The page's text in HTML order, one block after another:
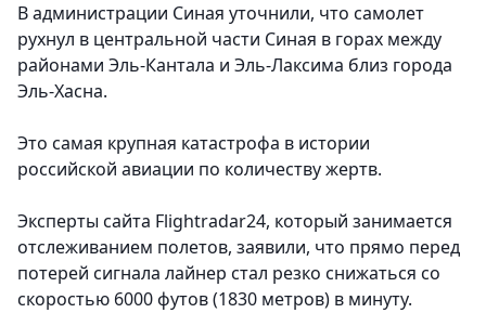
В администрации Синая уточнили, что самолет
рухнул в центральной части Синая в горах между
районами Эль-Кантала и Эль-Лаксима близ города
Эль-Хасна.
Это самая крупная катастрофа в истории
российской авиации по количеству жертв.
Эксперты сайта Flightradar24, который занимается
отслеживанием полетов, заявили, что прямо перед
потерей сигнала лайнер стал резко снижаться со
скоростью 6000 футов (1830 метров) в минуту.